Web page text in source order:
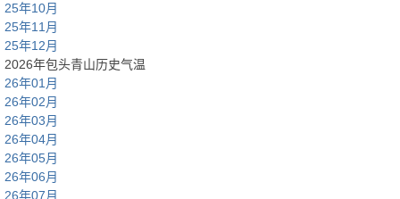
25年10月
25年11月
25年12月
2026年包头青山历史气温
26年01月
26年02月
26年03月
26年04月
26年05月
26年06月
26年07月